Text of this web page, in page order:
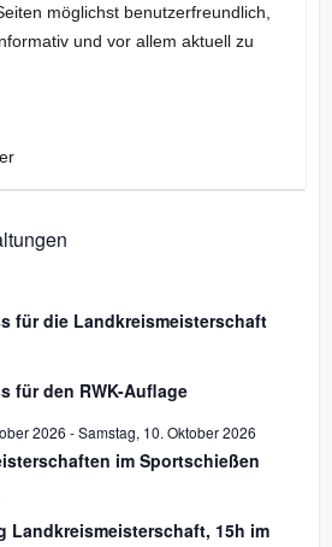
möglichst benutzerfreundlich,
und vor allem aktuell zu
für die Landkreismeisterschaft
für den RWK-Auflage
2026 -Samstag, 10. Oktober 2026
im Sportschießen
Landkreismeisterschaft, 15h im